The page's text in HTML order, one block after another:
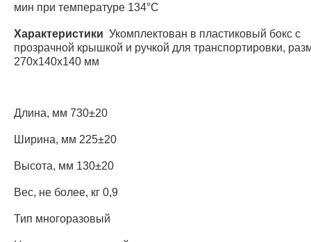
мин при температуре 134°C
Характеристики Укомплектован в пластиковый бокс с
прозрачной крышкой и ручкой для транспортировки,
270x140x140 мм
Длина, мм 730±20
Ширина, мм 225±20
Высота, мм 130±20
Вес, не более, кг 0,9
Тип многоразовый